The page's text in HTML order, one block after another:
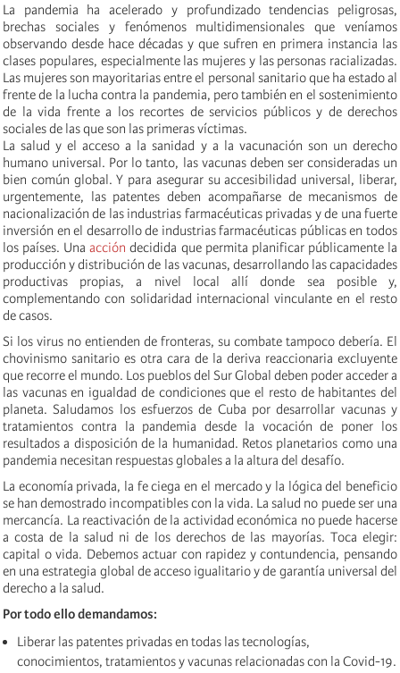
La pandemia ha acelerado y profundizado tendencias peligrosas,
brechas sociales y fenómenos multidimensionales que veníamos
observando desde hace décadas y que sufren en primera instancia las
clases populares, especialmente las mujeres y las personas racializadas.
Las mujeres son mayoritarias entre el personal sanitario que ha estado al
frente de la lucha contra la pandemia, pero también en el sostenimiento
de la vida frente a los recortes de servicios públicos y de derechos
sociales de las que son las primeras víctimas.
La salud y el acceso a la sanidad y a la vacunación son un derecho
humano universal. Por lo tanto, las vacunas deben ser consideradas un
bien común global. Y para asegurar su accesibilidad universal, liberar,
urgentemente, las patentes deben acompañarse de mecanismos de
nacionalización de las industrias farmacéuticas privadas y de una fuerte
inversión en el desarrollo de industrias farmacéuticas públicas en todos
los países. Unaacción decidida que permita planificar públicamente la
producción y distribución de las vacunas, desarrollando las capacidades
productivas propias, a nivel local allí donde sea posible y,
complementando con solidaridad internacional vinculante en el resto
de casos.
Si los virus no entienden de fronteras, su combate tampoco debería. El
chovinismo sanitario es otra cara de la deriva reaccionaria excluyente
que recorre el mundo. Los pueblos del Sur Global deben poder acceder a
las vacunas en igualdad de condiciones que el resto de habitantes del
planeta. Saludamos los esfuerzos de Cuba por desarrollar vacunas y
tratamientos contra la pandemia desde la vocación de poner los
resultados a disposición de la humanidad. Retos planetarios como una
pandemia necesitan respuestas globales a la altura del desafío.
La economía privada, la fe ciega en el mercado y la lógica del beneficio
se han demostrado incompatibles con la vida. La salud no puede ser una
mercancía. La reactivación de la actividad económica no puede hacerse
a costa de la salud ni de los derechos de las mayorías. Toca elegir:
capital o vida. Debemos actuar con rapidez y contundencia, pensando
en una estrategia global de acceso igualitario y de garantía universal del
derecho a la salud.
Por todo ello demandamos:
Liberar las patentes privadas en todas las tecnologías,
conocimientos, tratamientos y vacunas relacionadas con la Covid-19.